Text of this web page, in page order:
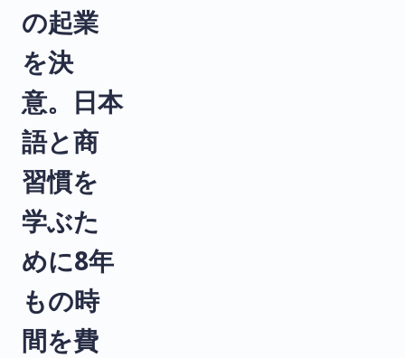
の起業
を決
意。日本
語と商
習慣を
学ぶた
めに8年
もの時
間を費